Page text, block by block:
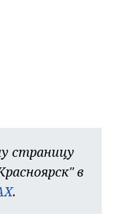
страницу
в
.